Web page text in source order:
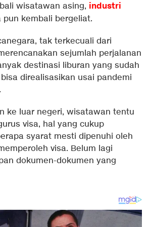
wisatawan asing, industri
pun kembali bergeliat.
tak terkecuali dari
sejumlah perjalanan
destinasi liburan yang sudah
direalisasikan usai pandemi
ke luar negeri, wisatawan tentu
visa, hal yang cukup
syarat mesti dipenuhi oleh
visa. Belum lagi
dokumen-dokumen yang